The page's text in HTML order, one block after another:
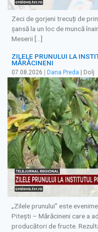
Zeci de gorjeni trecuți de
șansă la un loc de muncă
Meserii […]
ZILELE PRUNULUI LA
MĂRĂCINENI
07.08.2026 Dana Preda | Dolj
„Zilele prunului” este
Pitești – Mărăcineni care a
producători de fructe.